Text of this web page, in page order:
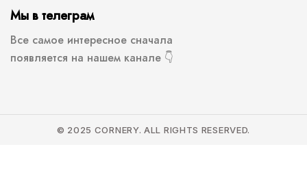
Мы в телеграм
Все самое интересное сначала
появляется на нашем канале 👇
© 2025 CORNERY. ALL RIGHTS RESERVED.